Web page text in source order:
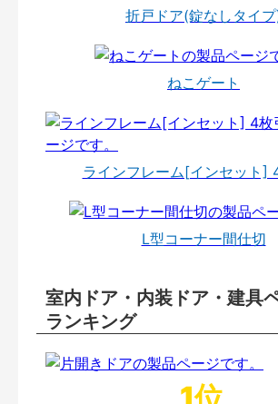
折戸ドア(錠なしタイプ
ねこゲート
ラインフレーム[インセット]
L型コーナー間仕切
室内ドア・内装ドア・建具
ランキング